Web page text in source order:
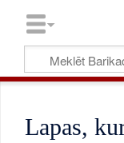
Lapas,